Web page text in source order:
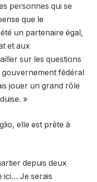
personnes qui se
que le
un partenaire égal,
et aux
sur les questions
fédéral
jouer un grand rôle
»
elle est prête à
depuis deux
ici… Je serais